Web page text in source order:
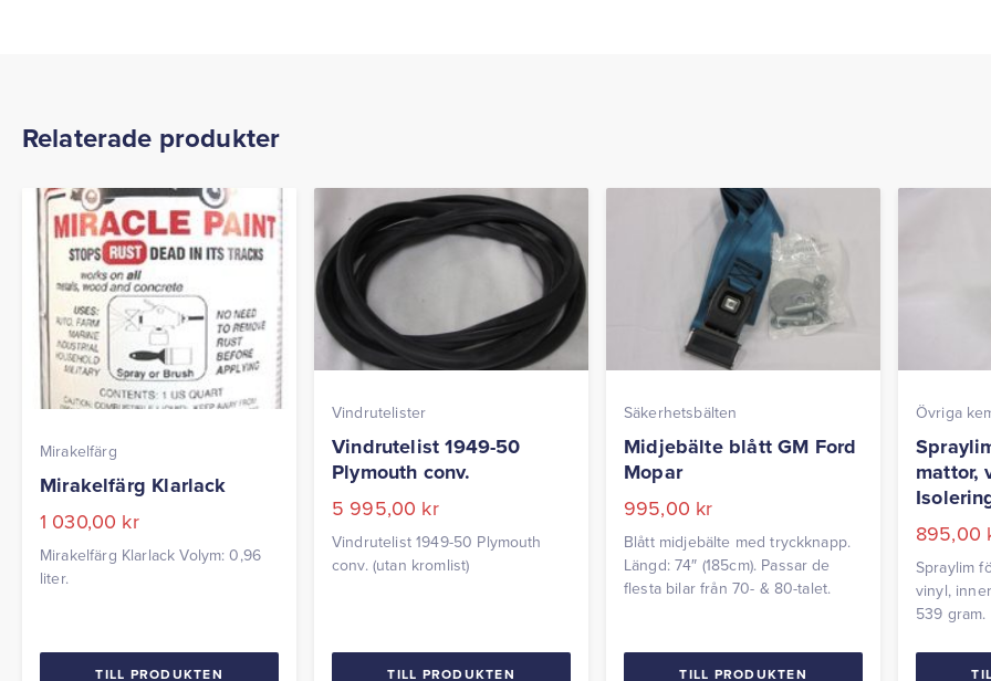
Relaterade produkter
Mirakelfärg
Mirakelfärg Klarlack
1 030,00 kr
Mirakelfärg Klarlack Volym: 0,96
liter.
TILL PRODUKTEN
Vindrutelister
Vindrutelist 1949-50
Plymouth conv.
5 995,00 kr
Vindrutelist 1949-50 Plymouth
conv. (utan kromlist)
TILL PRODUKTEN
Säkerhetsbälten
Midjebälte blått GM Ford
Mopar
995,00 kr
Blått midjebälte med tryckknapp.
Längd: 74″ (185cm). Passar de
flesta bilar från 70- & 80-talet.
TILL PRODUKTEN
Övriga
mattor,
895,00
Spraylim
vinyl,
539 gram.